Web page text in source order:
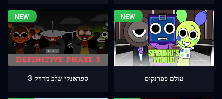
ספראנקי שלב מדויק 3 עולם ספרנקיס